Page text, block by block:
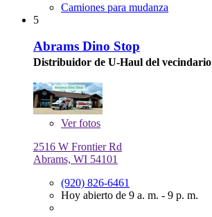
Camiones para mudanza
5
Abrams Dino Stop
Distribuidor de U-Haul del vecindario
Verfotos
2516 W Frontier Rd
Abrams, WI 54101
(920) 826-6461
Hoy abierto de 9 a. m. - 9 p. m.